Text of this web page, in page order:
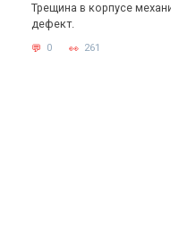
Трещина в корпусе
дефект.
0 261